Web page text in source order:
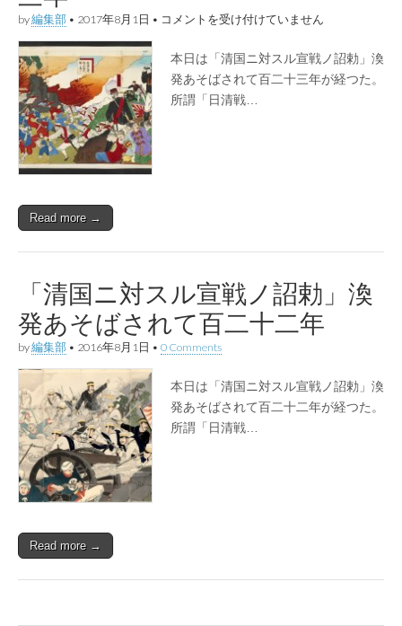
は
by編集部 • 2017年8月1日 • 【8/1】
ニ
ル
て
百
二
十
三
コメントを受け付けていません
本日は「清国ニ対スル宣戦ノ詔勅」渙
発あそばされて百二十三年が経つた。
所謂「日清戦…
Read more →
「清国ニ対スル宣戦ノ詔勅」渙
発あそばされて百二十二年
by編集部 • 2016年8月1日 • 0 Comments
本日は「清国ニ対スル宣戦ノ詔勅」渙
発あそばされて百二十二年が経つた。
所謂「日清戦…
Read more →